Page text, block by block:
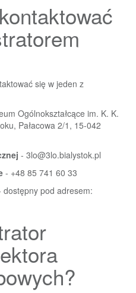
się w jeden z
Ogólnokształcące im. K. K.
Pałacowa 2/1, 15-042
- 3lo@3lo.bialystok.pl
- +48 85 741 60 33
dostępny pod adresem: